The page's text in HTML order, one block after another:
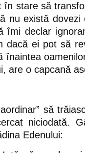
în stare să
nu există dovezi
îmi declar
dacă ei pot să
înaintea
are o capcană
să
niciodată.
Edenului: